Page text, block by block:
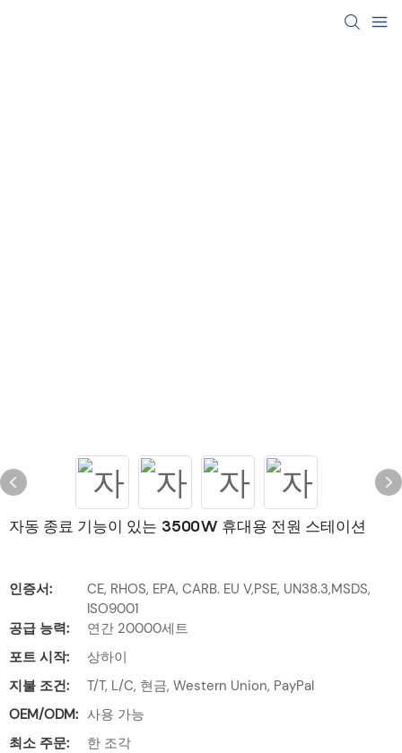
자동 종료 기능이 있는 3500W 휴대용 전원 스테이션
인증서:
CE, RHOS, EPA, CARB. EU V,PSE, UN38.3,MSDS,
ISO9001
공급 능력:
연간 20000세트
포트 시작:
상하이
지불 조건:
T/T, L/C, 현금, Western Union, PayPal
OEM/ODM: 사용 가능
최소 주문:
한 조각